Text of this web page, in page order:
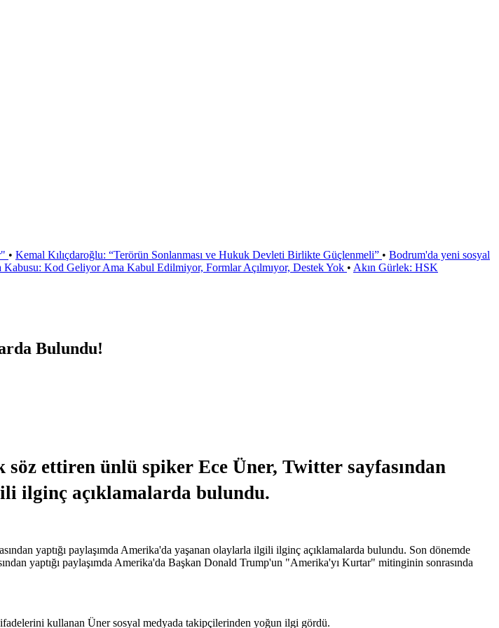
• Kemal Kılıçdaroğlu: “Terörün Sonlanması ve Hukuk Devleti Birlikte Güçlenmeli” • Bodrum'da yeni sosyal
Kabusu: Kod Geliyor Ama Kabul Edilmiyor, Formlar Açılmıyor, Destek Yok • Akın Gürlek: HSK
Bulundu!
söz ettiren ünlü spiker Ece Üner, Twitter sayfasından
ilginç açıklamalarda bulundu.
yaptığı paylaşımda Amerika'da yaşanan olaylarla ilgili ilginç açıklamalarda bulundu. Son dönemde
yaptığı paylaşımda Amerika'da Başkan Donald Trump'un "Amerika'yı Kurtar" mitinginin sonrasında
ifadelerini kullanan Üner sosyal medyada takipçilerinden yoğun ilgi gördü.